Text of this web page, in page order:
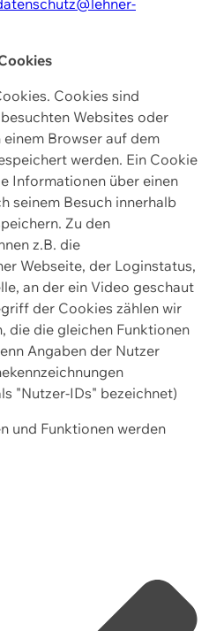
Cookies sind
Websites oder
Browser auf dem
werden. Ein Cookie
Informationen über einen
seinem Besuch innerhalb
Zu den
z.B. die
Webseite, der Loginstatus,
an der ein Video geschaut
der Cookies zählen wir
die die gleichen Funktionen
Angaben der Nutzer
"Nutzer-IDs" bezeichnet)
und Funktionen werden